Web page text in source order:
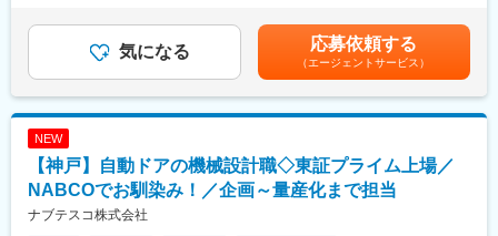
い業務を担当しています。
■当社について
粧品分野への展開や海外市場への挑戦も進めており、伝統を守り
ながら新たな価値創造に取り組む成長企業です。
変更の範囲：会社の定める業務
工事開始後は安全管理・品質管理を徹底。現場には多様な関係者
がいるため、円滑なコミュニケーションが重要です。夜間工事や
休日作業が発生する場合もあり、夜勤手当が支給されます。昼間
■業務の魅力
鉄道という公共性の高いインフラに携わり、誇りを持てる仕事で
す。プロジェクト全体を俯瞰できるポジションで、調整力や工程
気になる 応募依頼する
（エージェントサービス）
NEW
【神戸】自動ドアの機械設計職◇東証プライム上場／
NABCOでお馴染み！／企画～量産化まで担当
ナブテスコ株式会社